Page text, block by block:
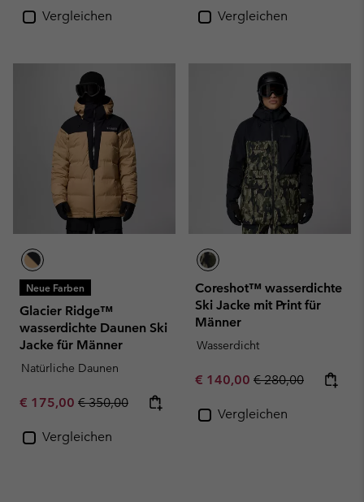
Vergleichen Vergleichen
Neue Farben
Glacier Ridge™
wasserdichte Daunen Ski
Jacke für Männer
Natürliche Daunen
Sale price:
€ 175,00 Regular price:
€ 350,00
Vergleichen
Coreshot™ wasserdichte
Ski Jacke mit Print für
Männer
Wasserdicht
Sale price:
€ 140,00 Regular price:
€ 280,00
Vergleichen